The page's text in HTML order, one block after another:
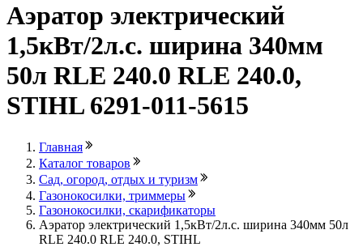
Аэратор электрический
1,5кВт/2л.с. ширина 340мм
50л RLE 240.0 RLE 240.0,
STIHL 6291-011-5615
Главная
Каталог товаров
Сад, огород, отдых и туризм
Газонокосилки, триммеры
Газонокосилки, скарификаторы
Аэратор электрический 1,5кВт/2л.с. ширина 340мм 50л
RLE 240.0 RLE 240.0, STIHL